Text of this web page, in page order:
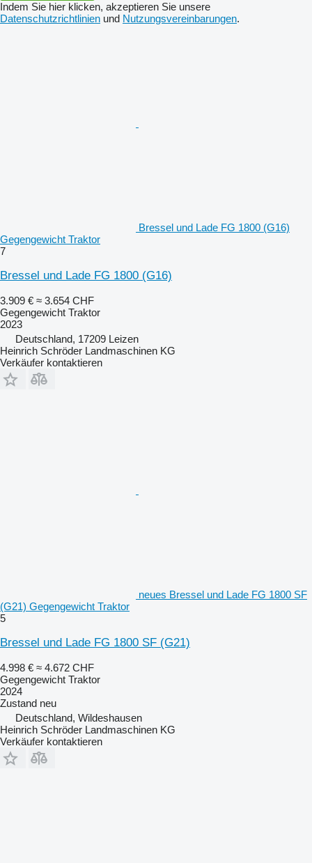
Indem Sie hier klicken, akzeptieren Sie unsere
Datenschutzrichtlinien und Nutzungsvereinbarungen.
Bressel und Lade FG 1800 (G16)
Gegengewicht Traktor
7
Bressel und Lade FG 1800 (G16)
3.909 € ≈ 3.654 CHF
Gegengewicht Traktor
2023
Deutschland, 17209 Leizen
Heinrich Schröder Landmaschinen KG
Verkäufer kontaktieren
neues Bressel und Lade FG 1800 SF
(G21) Gegengewicht Traktor
5
Bressel und Lade FG 1800 SF (G21)
4.998 € ≈ 4.672 CHF
Gegengewicht Traktor
2024
Zustand neu
Deutschland, Wildeshausen
Heinrich Schröder Landmaschinen KG
Verkäufer kontaktieren